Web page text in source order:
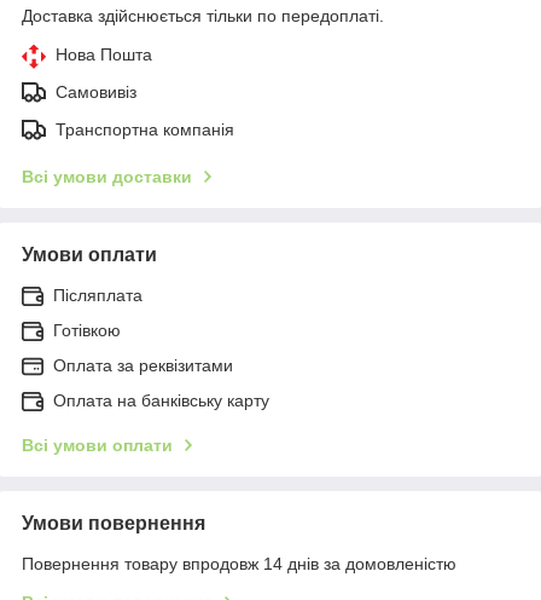
Доставка здійснюється тільки по передоплаті.
Нова Пошта
Самовивіз
Транспортна компанія
Всі умови доставки
Умови оплати
Післяплата
Готівкою
Оплата за реквізитами
Оплата на банківську карту
Всі умови оплати
Умови повернення
Повернення товару впродовж 14 днів за домовленістю